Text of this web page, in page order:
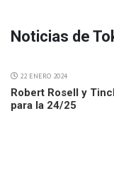
Noticias de
22 ENERO 2024
Robert Rosell y
para la 24/25